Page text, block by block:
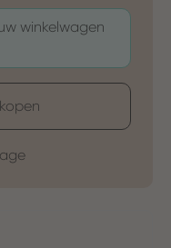
winkelwagen